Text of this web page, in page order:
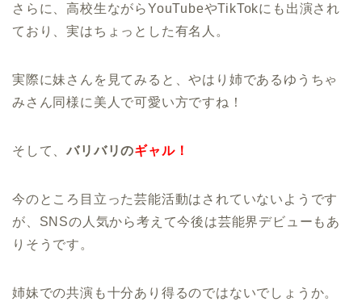
さらに、高校生ながらYouTubeやTikTokにも出演され
ており、実はちょっとした有名人。
実際に妹さんを見てみると、やはり姉であるゆうちゃ
みさん同様に美人で可愛い方ですね！
そして、バリバリのギャル！
今のところ目立った芸能活動はされていないようです
が、SNSの人気から考えて今後は芸能界デビューもあ
りそうです。
姉妹での共演も十分あり得るのではないでしょうか。